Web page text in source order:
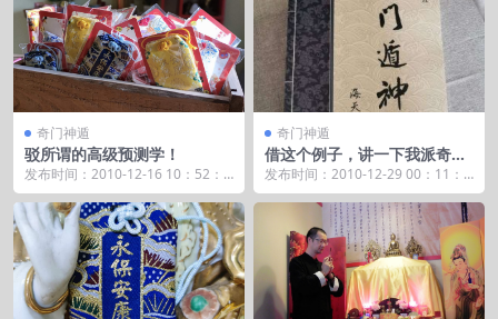
奇门神遁
驳所谓的高级预测学！
发布时间：2010-12-16 10：52：5
9 每每遇到学奇门，六壬者在那里
鼓...
奇门神遁
借这个例子，讲一下我派奇门
的基本断的思路和方法。
发布时间：2010-12-29 00：11：2
4 是我学生看的时候要注意日课和
局...